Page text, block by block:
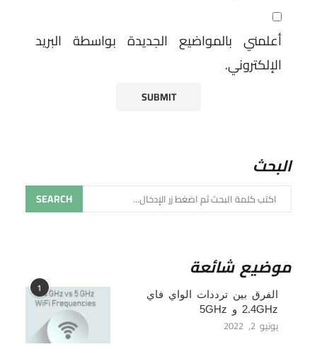
أعلمني بالمواضيع الجديدة بواسطة البريد
الإلكتروني.
البحث
SEARCH
موضيع شائعة
1
الفرق بين ترددات الواي فاي
2.4GHz و 5GHz
يونيو 2, 2022